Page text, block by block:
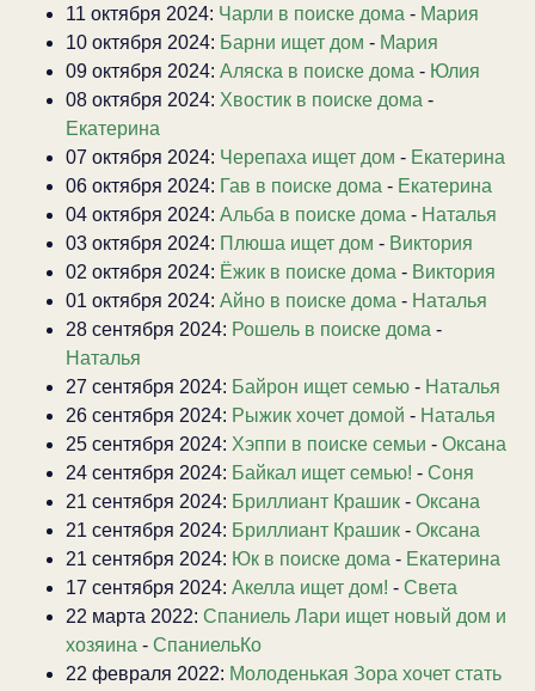
11 октября 2024: Чарли в поиске дома - Мария
10 октября 2024: Барни ищет дом - Мария
09 октября 2024: Аляска в поиске дома - Юлия
08 октября 2024: Хвостик в поиске дома -
Екатерина
07 октября 2024: Черепаха ищет дом - Екатерина
06 октября 2024: Гав в поиске дома - Екатерина
04 октября 2024: Альба в поиске дома - Наталья
03 октября 2024: Плюша ищет дом - Виктория
02 октября 2024: Ёжик в поиске дома - Виктория
01 октября 2024: Айно в поиске дома - Наталья
28 сентября 2024: Рошель в поиске дома -
Наталья
27 сентября 2024: Байрон ищет семью - Наталья
26 сентября 2024: Рыжик хочет домой - Наталья
25 сентября 2024: Хэппи в поиске семьи - Оксана
24 сентября 2024: Байкал ищет семью! - Соня
21 сентября 2024: Бриллиант Крашик - Оксана
21 сентября 2024: Бриллиант Крашик - Оксана
21 сентября 2024: Юк в поиске дома - Екатерина
17 сентября 2024: Акелла ищет дом! - Света
22 марта 2022: Спаниель Лари ищет новый дом и
хозяина - СпаниельКо
22 февраля 2022: Молоденькая Зора хочет стать